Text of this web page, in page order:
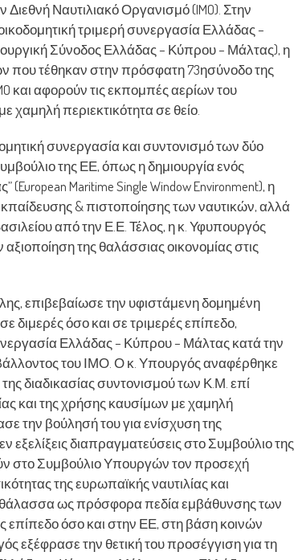
Ναυτιλιακό Οργανισμό (IMO). Στην
τριμερή συνεργασία Ελλάδας –
Σύνοδος Ελλάδας – Κύπρου – Μάλτας), η
που τέθηκαν στην πρόσφατη 73ησύνοδο της
και αφορούν τις εκπομπές αερίων του
χαμηλή περιεκτικότητα σε θείο.
συνεργασία και συντονισμό των δύο
της ΕΕ, όπως η δημιουργία ενός
Maritime Single Window Environment), η
& πιστοποίησης των ναυτικών, αλλά
από την Ε.Ε. Τέλος, η κ. Υφυπουργός
της θαλάσσιας οικονομίας στις
επιβεβαίωσε την υφιστάμενη δομημένη
διμερές όσο και σε τριμερές επίπεδο,
Ελλάδας – Κύπρου – Μάλτας κατά την
του ΙΜΟ. Ο κ. Υπουργός αναφέρθηκε
διαδικασίας συντονισμού των Κ.Μ. επί
και της χρήσης καυσίμων με χαμηλή
την βούλησή του για ενίσχυση της
διαπραγματεύσεις στο Συμβούλιο της
στο Συμβούλιο Υπουργών τον προσεχή
της ευρωπαϊκής ναυτιλίας και
θάλασσα ως πρόσφορα πεδία εμβάθυνσης των
όσο και στην ΕΕ, στη βάση κοινών
εξέφρασε την θετική του προσέγγιση για τη